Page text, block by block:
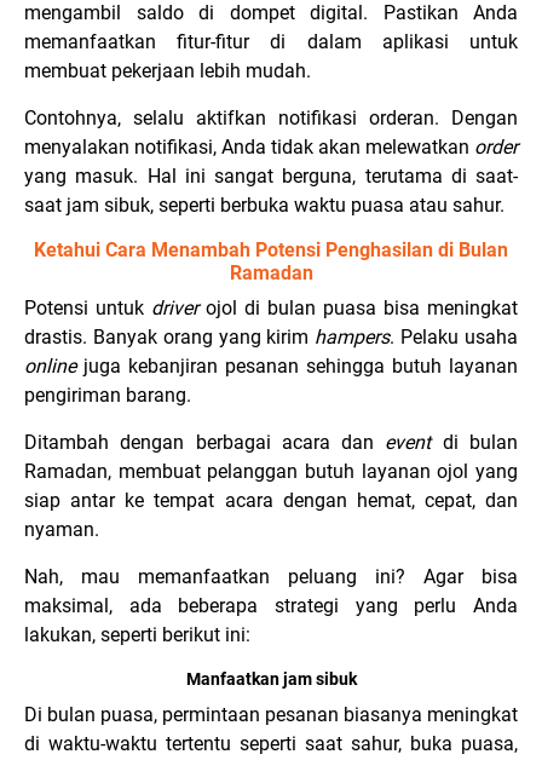
mengambil saldo di dompet digital. Pastikan Anda
memanfaatkan fitur-fitur di dalam aplikasi untuk
membuat pekerjaan lebih mudah.
Contohnya, selalu aktifkan notifikasi orderan. Dengan
menyalakan notifikasi, Anda tidak akan melewatkan order
yang masuk. Hal ini sangat berguna, terutama di saat-
saat jam sibuk, seperti berbuka waktu puasa atau sahur.
Ketahui Cara Menambah Potensi Penghasilan di Bulan
Ramadan
Potensi untuk driverojol di bulan puasa bisa meningkat
drastis. Banyak orang yang kirim hampers. Pelaku usaha
online juga kebanjiran pesanan sehingga butuh layanan
pengiriman barang.
Ditambah dengan berbagai acara dan event di bulan
Ramadan, membuat pelanggan butuh layanan ojol yang
siap antar ke tempat acara dengan hemat, cepat, dan
nyaman.
Nah, mau memanfaatkan peluang ini? Agar bisa
maksimal, ada beberapa strategi yang perlu Anda
lakukan, seperti berikut ini:
Manfaatkan jam sibuk
Di bulan puasa, permintaan pesanan biasanya meningkat
di waktu-waktu tertentu seperti saat sahur, buka puasa,